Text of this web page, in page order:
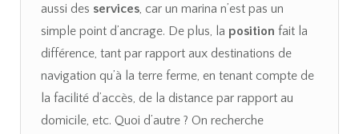
aussi des services , car un marina n’est pas un
simple point d’ancrage. De plus, la position fait la
différence, tant par rapport aux destinations de
navigation qu’à la terre ferme, en tenant compte de
la facilité d’accès, de la distance par rapport au
domicile, etc. Quoi d’autre ? On recherche